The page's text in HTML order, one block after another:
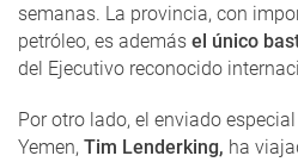
semanas. La provincia, con
petróleo, es además el único
del Ejecutivo reconocido
Por otro lado, el enviado
Yemen, Tim Lenderking, ha